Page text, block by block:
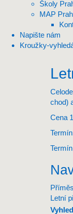
Školy
MAP
Napište nám
Kroužky-
chod)
Cena
Letní